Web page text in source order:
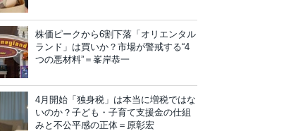
株価ピークから6割下落「オリエンタル
ランド」は買いか？市場が警戒する“4
つの悪材料”＝峯岸恭一
4月開始「独身税」は本当に増税ではな
いのか？子ども・子育て支援金の仕組
みと不公平感の正体＝原彰宏